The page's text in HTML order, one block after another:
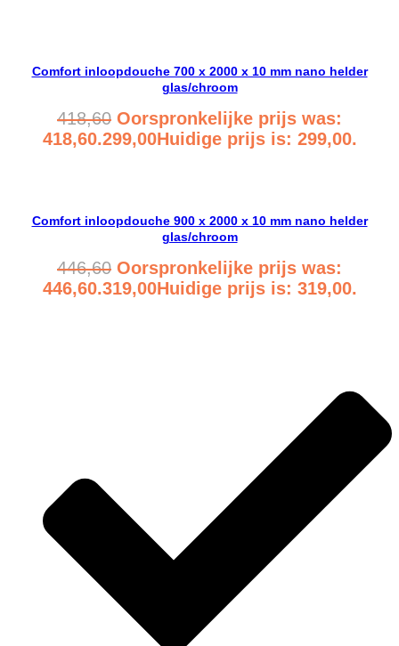
Comfort inloopdouche 700 x 2000 x 10 mm nano helder
glas/chroom
418,60 Oorspronkelijke prijs was:
418,60.299,00Huidige prijs is: 299,00.
Comfort inloopdouche 900 x 2000 x 10 mm nano helder
glas/chroom
446,60 Oorspronkelijke prijs was:
446,60.319,00Huidige prijs is: 319,00.